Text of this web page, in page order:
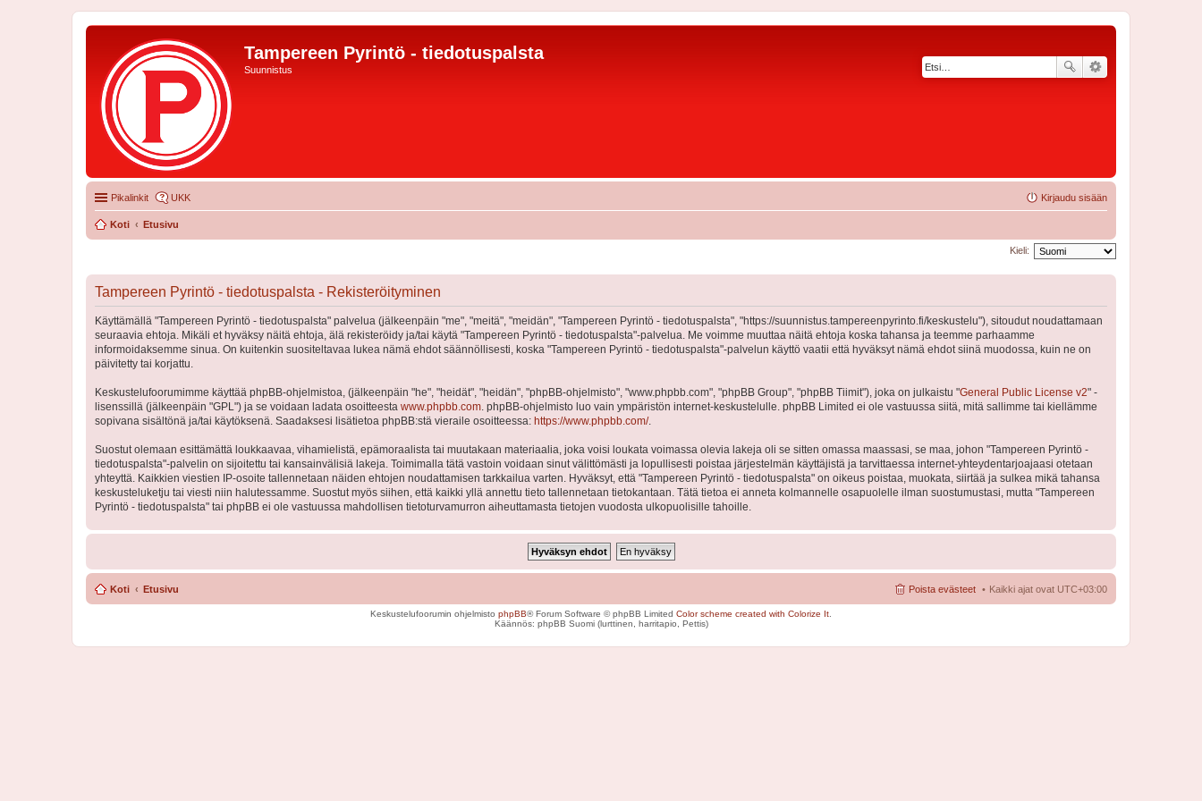
Tampereen Pyrintö - tiedotuspalsta
Suunnistus
Pikalinkit UKK Kirjaudu sisään
Koti Etusivu
Kieli:
Tampereen Pyrintö - tiedotuspalsta - Rekisteröityminen
Käyttämällä "Tampereen Pyrintö - tiedotuspalsta" palvelua (jälkeenpäin "me", "meitä", "meidän", "Tampereen Pyrintö - tiedotuspalsta", "https://suunnistus.tampereenpyrinto.fi/keskustelu"), sitoudut noudattamaan
seuraavia ehtoja. Mikäli et hyväksy näitä ehtoja, älä rekisteröidy ja/tai käytä "Tampereen Pyrintö - tiedotuspalsta"-palvelua. Me voimme muuttaa näitä ehtoja koska tahansa ja teemme parhaamme
informoidaksemme sinua. On kuitenkin suositeltavaa lukea nämä ehdot säännöllisesti, koska "Tampereen Pyrintö - tiedotuspalsta"-palvelun käyttö vaatii että hyväksyt nämä ehdot siinä muodossa, kuin ne on
päivitetty tai korjattu.
Keskustelufoorumimme käyttää phpBB-ohjelmistoa, (jälkeenpäin "he", "heidät", "heidän", "phpBB-ohjelmisto", "www.phpbb.com", "phpBB Group", "phpBB Tiimit"), joka on julkaistu "General Public License v2" -
lisenssillä (jälkeenpäin "GPL") ja se voidaan ladata osoitteesta www.phpbb.com . phpBB-ohjelmisto luo vain ympäristön internet-keskustelulle. phpBB Limited ei ole vastuussa siitä, mitä sallimme tai kiellämme
sopivana sisältönä ja/tai käytöksenä. Saadaksesi lisätietoa phpBB:stä vieraile osoitteessa: https://www.phpbb.com/.
Suostut olemaan esittämättä loukkaavaa, vihamielistä, epämoraalista tai muutakaan materiaalia, joka voisi loukata voimassa olevia lakeja oli se sitten omassa maassasi, se maa, johon "Tampereen Pyrintö -
tiedotuspalsta"-palvelin on sijoitettu tai kansainvälisiä lakeja. Toimimalla tätä vastoin voidaan sinut välittömästi ja lopullisesti poistaa järjestelmän käyttäjistä ja tarvittaessa internet-yhteydentarjoajaasi otetaan
yhteyttä. Kaikkien viestien IP-osoite tallennetaan näiden ehtojen noudattamisen tarkkailua varten. Hyväksyt, että "Tampereen Pyrintö - tiedotuspalsta" on oikeus poistaa, muokata, siirtää ja sulkea mikä tahansa
keskusteluketju tai viesti niin halutessamme. Suostut myös siihen, että kaikki yllä annettu tieto tallennetaan tietokantaan. Tätä tietoa ei anneta kolmannelle osapuolelle ilman suostumustasi, mutta "Tampereen
Pyrintö - tiedotuspalsta" tai phpBB ei ole vastuussa mahdollisen tietoturvamurron aiheuttamasta tietojen vuodosta ulkopuolisille tahoille.
Koti Etusivu Kaikki ajat ovat UTC+03:00
Poista evästeet
Keskustelufoorumin ohjelmisto phpBB® Forum Software © phpBB Limited Color scheme created with Colorize It
Käännös: phpBB Suomi (lurttinen, harritapio, Pettis)